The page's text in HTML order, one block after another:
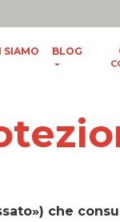
SIAMO BLOG
che